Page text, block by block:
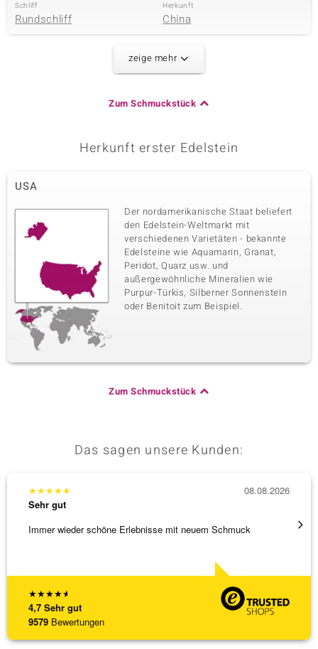
Schliff
Rundschliff
Herkunft
China
Süßwasserzuchtperle
versch. mm
Fancy-Schliff China
zeige mehr
Zum Schmuckstück
Herkunft erster Edelstein
USA
Der nordamerikanische Staat beliefert
den Edelstein-Weltmarkt mit
verschiedenen Varietäten - bekannte
Edelsteine wie Aquamarin, Granat,
Peridot, Quarz usw. und
außergewöhnliche Mineralien wie
Purpur-Türkis, Silberner Sonnenstein
oder Benitoit zum Beispiel.
Zum Schmuckstück
Das sagen unsere Kunden:
★★★★★
4,7 Sehr gut
9579 Bewertungen
★★★★★
Sehr gut
Immer wieder schöne Erlebnisse mit neuem Schmuck
08.08.2026